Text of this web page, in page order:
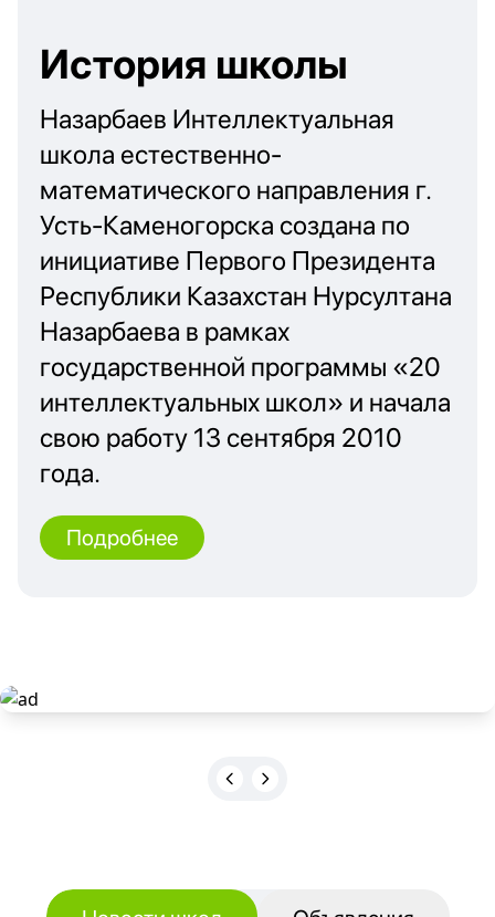
История школы
Назарбаев Интеллектуальная
школа естественно-
математического направления г.
Усть-Каменогорска создана по
инициативе Первого Президента
Республики Казахстан Нурсултана
Назарбаева в рамках
государственной программы «20
интеллектуальных школ» и начала
свою работу 13 сентября 2010
года.
Подробнее